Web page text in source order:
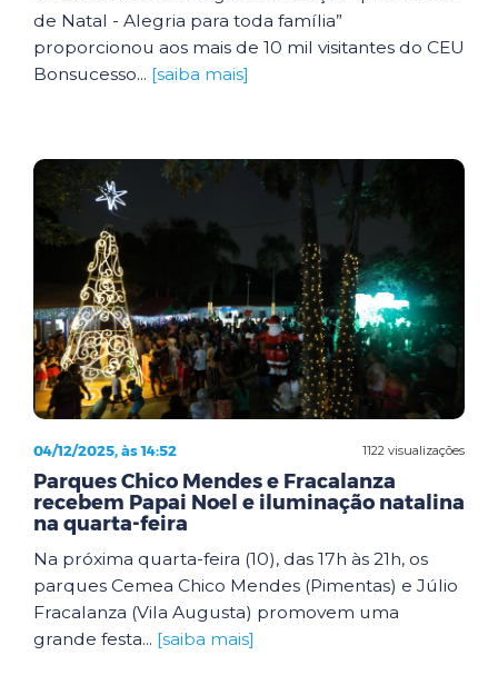
de Natal - Alegria para toda família”
proporcionou aos mais de 10 mil visitantes do CEU
Bonsucesso... [saiba mais]
1122 visualizações
04/12/2025, às 14:52
Parques Chico Mendes e Fracalanza
recebem Papai Noel e iluminação natalina
na quarta-feira
Na próxima quarta-feira (10), das 17h às 21h, os
parques Cemea Chico Mendes (Pimentas) e Júlio
Fracalanza (Vila Augusta) promovem uma
grande festa... [saiba mais]